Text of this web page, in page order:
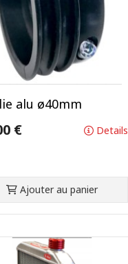
alu ø40mm
€ Details
Ajouter au panier